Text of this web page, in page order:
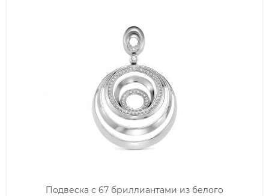
Подвеска с 67 бриллиантами из белого